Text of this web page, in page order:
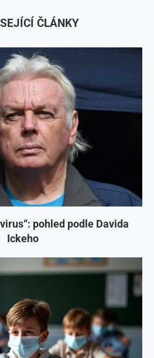
ČLÁNKY
pohled podle Davida
Ickeho